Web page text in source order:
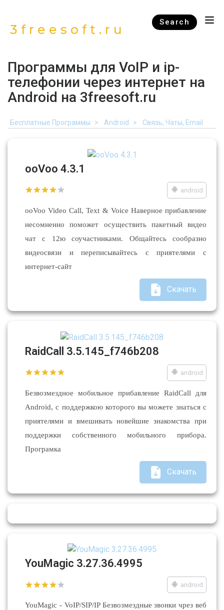
3freesoft.ru Search
Программы для VoIP и ip-
телефонии через интернет на
Android на 3freesoft.ru
Бесплатные Программы Android Связь, Чаты, Email
ooVoo 4.3.1
android
ooVoo Video Call, Text & Voice Наверное прибавление
несомненно поможет осуществить пакетный видео
чат с 12ю соучастниками. Общайтесь сообразно
видеосвязи и переписывайтесь с приятелями с
интернет-сайт
Скачать
RaidCall 3.5.145_f746b208
android
Безвозмездное мобильное прибавление RaidCall для
Android, с поддержкою которого вы можете знаться с
приятелями и вмешивать новейшие знакомства при
поддержки собственного мобильного прибора.
Програмка
Скачать
YouMagic 3.27.36.4995
android
YouMagic - VoIP/SIP/IP Безвозмездные звонки чрез веб